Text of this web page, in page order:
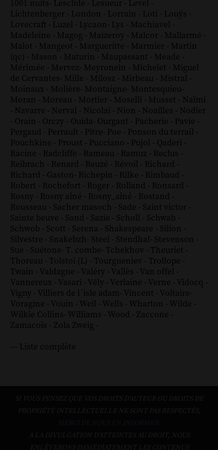
1001 nuits- Lesclide - Lesueur - Level -
Lichtenberger - London - Lorrain - Loti - Louÿs -
Lovecraft - Luzel - Lycaon- Lys - Machiavel -
Madeleine - Magog - Maizeroy - Malcor - Mallarmé -
Malot - Mangeot - Margueritte - Marmier - Martin
(qc) - Mason - Maturin - Maupassant - Meade -
Mérimée - Mervez- Meyronein - Michelet - Miguel
de Cervantes- Mille - Milosz - Mirbeau - Mistral -
Moinaux - Molière- Montaigne- Montesquieu-
Moran - Moreau - Mortier - Moselli - Musset - Naïmi
- Navarre - Nerval - Nicolaï - Nion - Noailles - Nodier
- Orain - Orczy - Ouida- Ourgant - Pacherie - Pavie -
Pergaud - Perrault - Pitre- Poe - Ponson du terrail -
Pouchkine - Proust - Pucciano - Pujol - Qaderi -
Racine - Radcliffe - Rameau - Ramuz - Reclus -
Reibrach - Renard - Reuzé - Révoil - Richard -
Richard - Gaston- Richepin - Rilke - Rimbaud -
Robert - Rochefort - Roger - Rolland - Ronsard -
Rosny - Rosny aîné - Rosny_aîné - Rostand -
Rousseau - Sacher masoch - Sade - Saint victor -
Sainte beuve - Sand - Sazie - Scholl - Schwab -
Schwob - Scott - Serena - Shakespeare - Silion -
Silvestre - Snakebzh- Steel - Stendhal- Stevenson -
Sue - Suétone- T. combe- Tchekhov - Theuriet -
Thoreau - Tolstoï (L) - Tourgueniev - Trollope -
Twain - Valdagne - Valéry - Vallès - Van offel -
Vannereux - Vasari - Vély - Verlaine - Verne - Vidocq -
Vigny - Villiers de l´isle adam- Vincent - Voltaire-
Voragine - Vouin - Weil - Wells - Wharton - Wilde -
Wilkie Collins- Williams - Wood - Zaccone -
Zamacoïs - Zola Zweig -
--- Liste complète